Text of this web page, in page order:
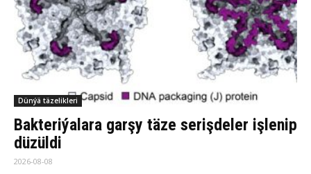
Dünýä täzelikleri
Bakteriýalara garşy täze serişdeler işlenip
düzüldi
2026-08-08